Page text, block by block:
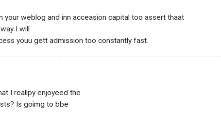
weblog and inn acceasion capital too assert thaat
I will
youu gett admission too constantly fast.
I reallpy enjoyeed the
Is goimg to bbe